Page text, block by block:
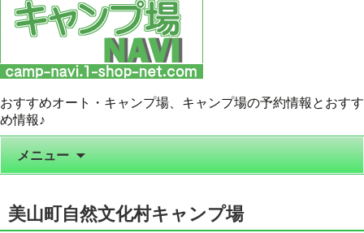
おすすめオート・キャンプ場、キャンプ場の予約情報とおすす
め情報♪
メニュー
美山町自然文化村キャンプ場